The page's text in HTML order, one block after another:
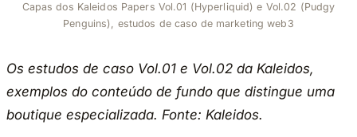
Capas dos Kaleidos Papers Vol.01 (Hyperliquid) e Vol.02 (Pudgy
Penguins), estudos de caso de marketing web3
Os estudos de caso Vol.01 e Vol.02 da Kaleidos,
exemplos do conteúdo de fundo que distingue uma
boutique especializada. Fonte: Kaleidos.